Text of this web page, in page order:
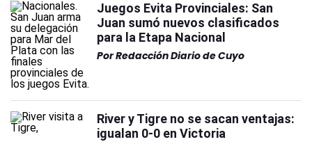
Juegos Evita Provinciales: San
Juan sumó nuevos clasificados
para la Etapa Nacional
PorRedacción Diario de Cuyo
River y Tigre no se sacan ventajas:
igualan 0-0 en Victoria